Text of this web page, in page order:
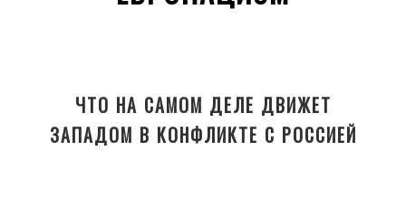
ЧТО НА САМОМ ДЕЛЕ ДВИЖЕТ
ЗАПАДОМ В КОНФЛИКТЕ С РОССИЕЙ